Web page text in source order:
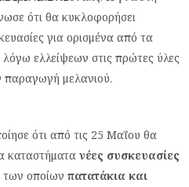
ότι θα κυκλοφορήσει
για ορισμένα από τα
ελλείψεων στις πρώτες ύλες
παραγωγή μελανιού.
ότι από τις 25 Μαΐου θα
καταστήματα νέες συσκευασίες
των οποίωνπατατάκια και